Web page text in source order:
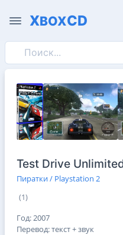
XBOXCD
Test Drive
Пиратки / Playstation 2
(1)
Год: 2007
Перевод: текст + звук